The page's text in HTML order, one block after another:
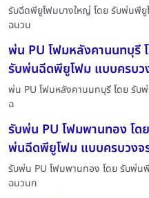
รับฉีดพียูโฟมบางใหญ่ โดย รับพ่นพี
ฉนวน
พ่น PU โฟมหลังคานนทบุรี
รับพ่นฉีดพียูโฟม แบบครบว
พ่น PU โฟมหลังคานนทบุรี โดย รั
ฉ
รับพ่น PU โฟมพานทอง โ
พ่นฉีดพียูโฟม แบบครบวงจ
รับพ่น PU โฟมพานทอง โดย รับพ่
ฉนวนก